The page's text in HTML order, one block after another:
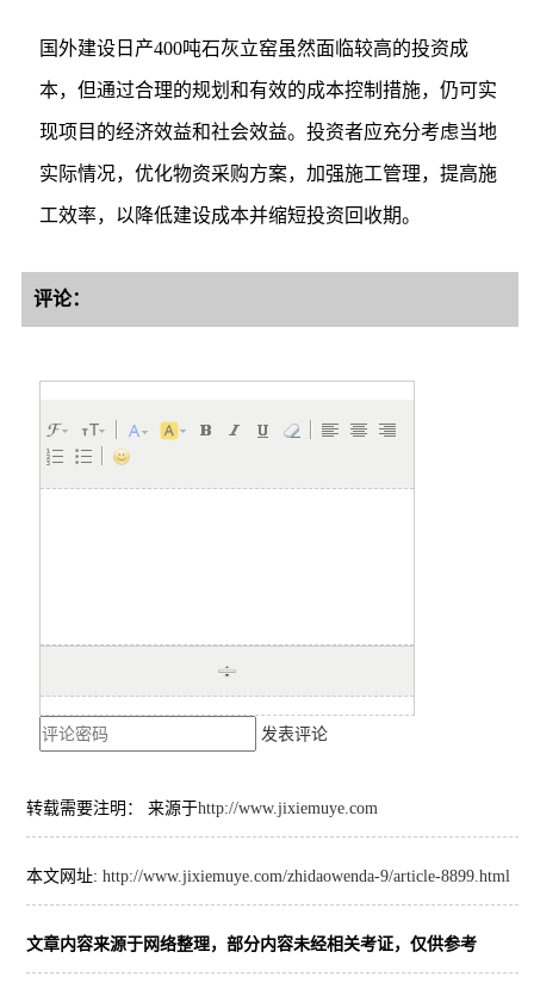
国外建设日产400吨石灰立窑虽然面临较高的投资成
本，但通过合理的规划和有效的成本控制措施，仍可实
现项目的经济效益和社会效益。投资者应充分考虑当地
实际情况，优化物资采购方案，加强施工管理，提高施
工效率，以降低建设成本并缩短投资回收期。
评论：
发表评论
转载需要注明： 来源于http://www.jixiemuye.com
本文网址: http://www.jixiemuye.com/zhidaowenda-9/article-8899.html
文章内容来源于网络整理，部分内容未经相关考证，仅供参考